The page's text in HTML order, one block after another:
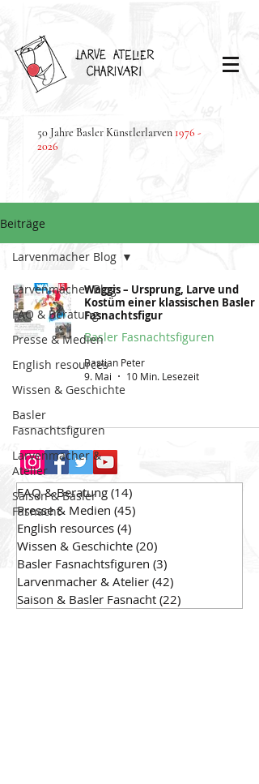
50 Jahre Basler Künstlerlarven 1976 -
2026
Beiträge
Larvenmacher Blog
FAQ & Beratung
Presse & Medien
English resources
Wissen & Geschichte
Basler
Fasnachtsfiguren
Larvenmacher &
Atelier
Saison & Basler
Fasnacht
Larvenmacher Blog
Waggis – Ursprung, Larve und
Kostüm einer klassischen Basler
Fasnachtsfigur
Basler Fasnachtsfiguren
Bastian Peter
9. Mai
10 Min. Lesezeit
FAQ & Beratung (14)
Presse & Medien (45)
English resources (4)
Wissen & Geschichte (20)
Basler Fasnachtsfiguren (3)
Larvenmacher & Atelier (42)
Saison & Basler Fasnacht (22)